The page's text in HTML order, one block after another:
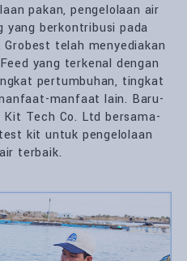
pakan, pengelolaan air
yang berkontribusi pada
telah menyediakan
yang terkenal dengan
pertumbuhan, tingkat
manfaat lain. Baru-
Kit Tech Co. Ltd bersama-
kit untuk pengelolaan
terbaik.